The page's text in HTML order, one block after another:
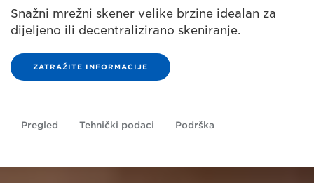
Snažni mrežni skener velike brzine idealan za
dijeljeno ili decentralizirano skeniranje.
ZATRAŽITE INFORMACIJE
Pregled Tehnički podaci Podrška